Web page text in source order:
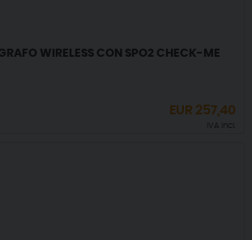
WIRELESS CON SPO2 CHECK-ME
EUR 257,40
IVA incl.